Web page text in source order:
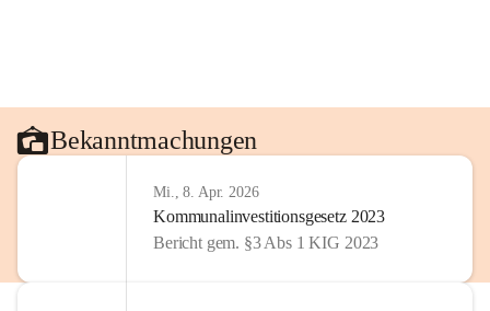
Bekanntmachungen
Mi., 8. Apr. 2026
Kommunalinvestitionsgesetz 2023
Bericht gem. §3 Abs 1 KIG 2023